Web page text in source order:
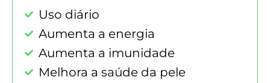
Uso diário
Aumenta a energia
Aumenta a imunidade
Melhora a saúde da pele